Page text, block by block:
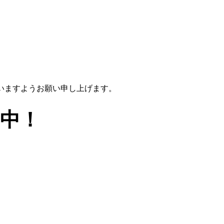
すようお願い申し上げます。
！